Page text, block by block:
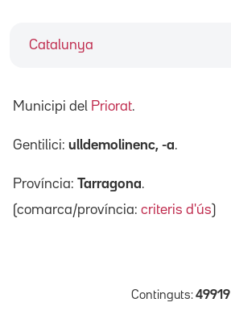
Catalunya
Municipi del Priorat.
Gentilici: ulldemolinenc, -a.
Província: Tarragona.
(comarca/província: criteris d'ús)
Continguts: 49919